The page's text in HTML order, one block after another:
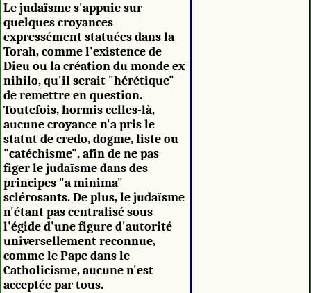
Le judaïsme s'appuie sur
quelques croyances
expressément statuées dans la
Torah, comme l'existence de
Dieu ou la création du monde ex
nihilo, qu'il serait "hérétique"
de remettre en question.
Toutefois, hormis celles-là,
aucune croyance n'a pris le
statut de credo, dogme, liste ou
"catéchisme", afin de ne pas
figer le judaïsme dans des
principes "a minima"
sclérosants. De plus, le judaïsme
n'étant pas centralisé sous
l'égide d'une figure d'autorité
universellement reconnue,
comme le Pape dans le
Catholicisme, aucune n'est
acceptée par tous.